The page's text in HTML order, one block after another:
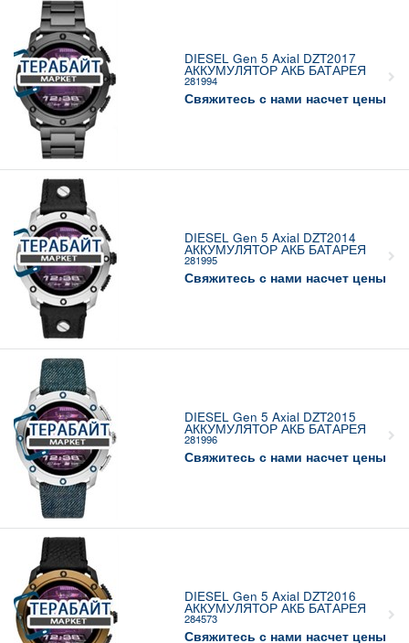
DIESEL Gen 5 Axial DZT2017
АККУМУЛЯТОР АКБ БАТАРЕЯ
281994
Свяжитесь с нами насчет цены
DIESEL Gen 5 Axial DZT2014
АККУМУЛЯТОР АКБ БАТАРЕЯ
281995
Свяжитесь с нами насчет цены
DIESEL Gen 5 Axial DZT2015
АККУМУЛЯТОР АКБ БАТАРЕЯ
281996
Свяжитесь с нами насчет цены
DIESEL Gen 5 Axial DZT2016
АККУМУЛЯТОР АКБ БАТАРЕЯ
284573
Свяжитесь с нами насчет цены